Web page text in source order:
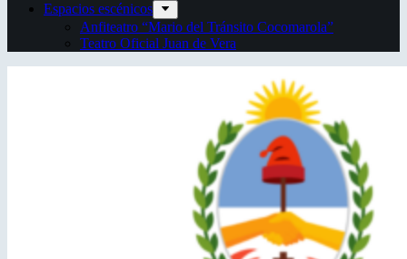
Espacios escénicos
Anfiteatro “Mario del Tránsito Cocomarola”
Teatro Oficial Juan de Vera